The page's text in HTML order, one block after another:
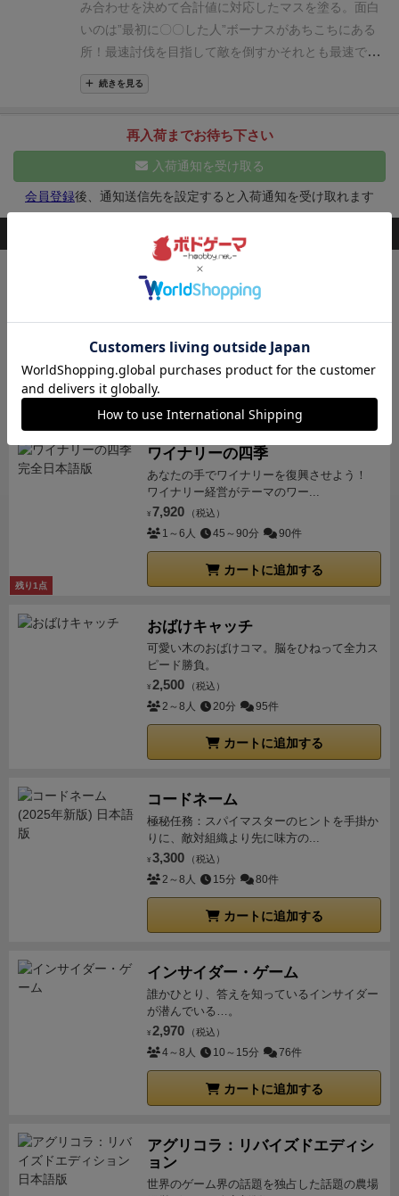
ては選択の余地がほぼない。 魅力2うーん・・良い
ゲームだとは思うが、他の紙ペン部門と比較すると、
どうもやや見劣りする感じがする。ゲームが単調のせ
いか、そこまで何回もやろうとは思わない。
価35/100率直な感想は『なんか微妙であまり合わな
い』ってところかな。私の想像上では面白いだろうな
ぁと思っていたが、実際プレイしてみたら意外とそう
でもなかった。ダイス運に見放されるとやりたい事が
何も出来ないので、少しイライラする場面もある。麻
雀で例えると、配牌一向聴で意外と受け入れ広いの
ーを倒すと、モンスターによっては報酬と一緒にダメ
ージを負う奴もいる。ライフギリギリの攻防で頑張っ
て倒しても、報酬もらって死ぬのか？って事にあまり
あるが、回復手段がないのもお粗末な感じがする。
く、運否天賦になりがちなのであまり夢中になれなか
レイヤーには向かない気がする。勝ち負けにこだわり
なく、サイコロ運に翻弄されるのを楽しみながら気軽
にプレイするくらいが丁度良い。
クできないならダメージを受けることになり、ゲーム
終了時までに受けたダメージに応じたマイナス点にな
ります。ゲームは、順番に手番が移っていき全員のラ
イフがゼロになるか、全員ですべてのモンスターを倒
得点が高いです。ボス以外はあとから倒しても得点が
獲得できます。他には道中にある宝石をチェックした
り、道を繋げたボーナスやアイコンチェックボーナス
により得点が獲得できます。宝箱をチェックするとラ
チェックできる回数が増えたりの能力を獲得できま
遊んでみて、少しじっくり目の紙ペンゲームでま
わりの動向を確認しつつマップを動き回るかモンスタ
ボスを撃破して大量得点を獲得できたかな。
み合わせを決めて合計値に対応したマスを塗る。面白
いのは”最初に〇〇した人”ボーナスがあちこちにある
所！最速討伐を目指して敵を倒すかそれとも最速で道
を開拓するか…出目にも他人にも翻弄されて楽しい
続きを見る
再入荷までお待ち下さい
入荷通知を受け取る
会員登録後、通知送信先を設定すると入荷通知を受け取れます
このボードゲームを持ってる人が購入した商品
キングドミノ
欲しいタイルを手に入れて、森や海、草原の
広がる自分の王国を広げよう！
3,300 （税込）
カートに追加する
残り1点
ワイナリーの四季
あなたの手でワイナリーを復興させよう！
ワイナリー経営がテーマのワー...
¥ 7,920 （税込）
1～6人 45～90分 90件
カートに追加する
おばけキャッチ
可愛い木のおばけコマ。脳をひねって全力ス
ピード勝負。
¥ 2,500 （税込）
2～8人 20分 95件
カートに追加する
コードネーム
極秘任務：スパイマスターのヒントを手掛か
りに、敵対組織より先に味方の...
¥ 3,300 （税込）
2～8人 15分 80件
カートに追加する
インサイダー・ゲーム
誰かひとり、答えを知っているインサイダー
が潜んでいる…。
¥ 2,970 （税込）
4～8人 10～15分 76件
カートに追加する
アグリコラ：リバイズドエディシ
ョン
世界のゲーム界の話題を独占した話題の農場